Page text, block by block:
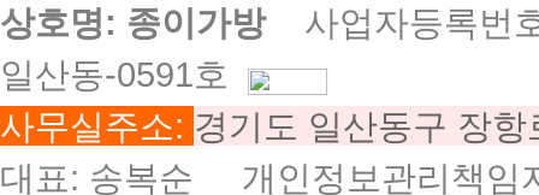
상호명: 종이가방사업자등록번
일산동-0591호
사무실주소: 경기도 일산동구 장
대표: 송복순 개인정보관리책임